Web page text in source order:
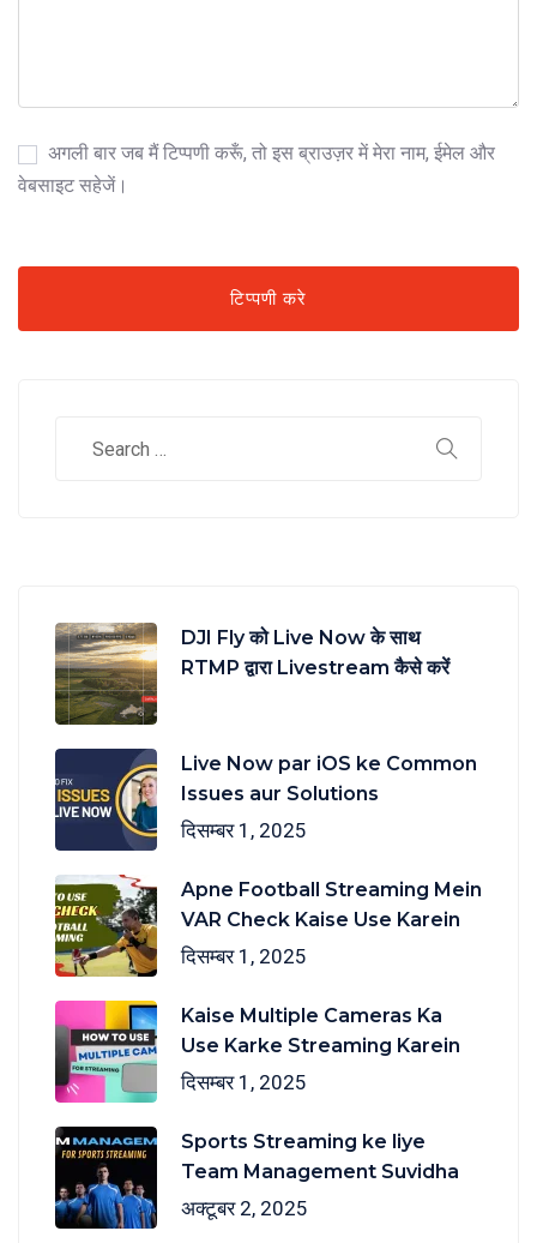
अगली बार जब मैं टिप्पणी करूँ, तो इस ब्राउज़र में मेरा नाम, ईमेल और
वेबसाइट सहेजें।
DJI Fly को Live Now के साथ
RTMP द्वारा Livestream कैसे करें
Live Now par iOS ke Common
Issues aur Solutions
दिसम्बर 1, 2025
Apne Football Streaming Mein
VAR Check Kaise Use Karein
दिसम्बर 1, 2025
Kaise Multiple Cameras Ka
Use Karke Streaming Karein
दिसम्बर 1, 2025
Sports Streaming ke liye
Team Management Suvidha
अक्टूबर 2, 2025